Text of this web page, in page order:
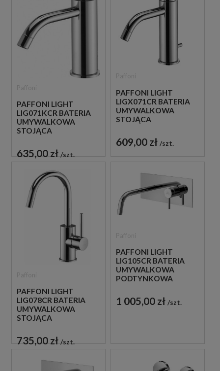
PAFFONI LIGHT
LIG071KCR BATERIA
UMYWALKOWA
STOJĄCA
CHROM
635,00 zł szt.
PAFFONI LIGHT
LIGX071CR BATERIA
UMYWALKOWA
STOJĄCA
CHROM
609,00 zł szt.
PAFFONI LIGHT
LIG078CR BATERIA
UMYWALKOWA
STOJĄCA
CHROM
735,00 zł szt.
PAFFONI LIGHT
LIG105CR BATERIA
UMYWALKOWA
PODTYNKOWA
CHROM
1 005,00 zł szt.